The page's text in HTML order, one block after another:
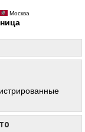
Москва